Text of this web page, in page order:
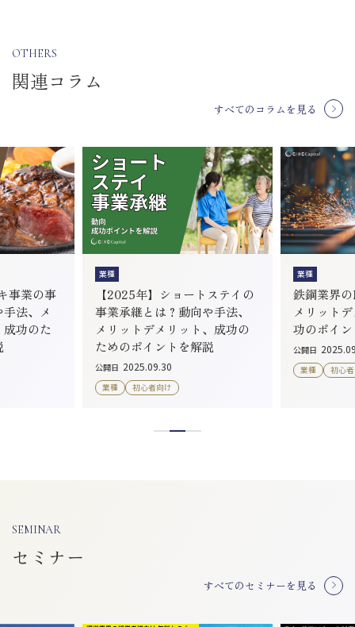
OTHERS
関連コラム
すべてのコラムを見る
事業の事
法、メ
功のた
業種
【2025年】ショートステイの
事業承継とは？動向や手法、
メリットデメリット、成功の
ためのポイントを解説
公開日 2025.09.30
業種 初心者向け
業種
鉄鋼業界
メリット
功のポイ
公開日
業種 初心
SEMINAR
セミナー
すべてのセミナーを見る